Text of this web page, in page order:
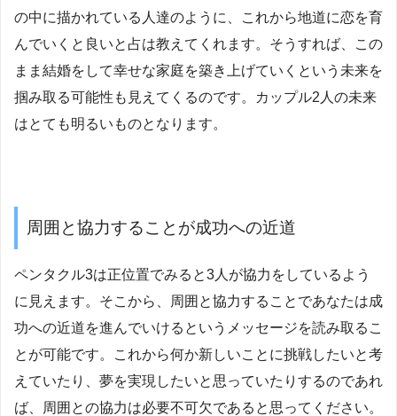
の中に描かれている人達のように、これから地道に恋を育
んでいくと良いと占は教えてくれます。そうすれば、この
まま結婚をして幸せな家庭を築き上げていくという未来を
掴み取る可能性も見えてくるのです。カップル2人の未来
はとても明るいものとなります。
周囲と協力することが成功への近道
ペンタクル3は正位置でみると3人が協力をしているよう
に見えます。そこから、周囲と協力することであなたは成
功への近道を進んでいけるというメッセージを読み取るこ
とが可能です。これから何か新しいことに挑戦したいと考
えていたり、夢を実現したいと思っていたりするのであれ
ば、周囲との協力は必要不可欠であると思ってください。